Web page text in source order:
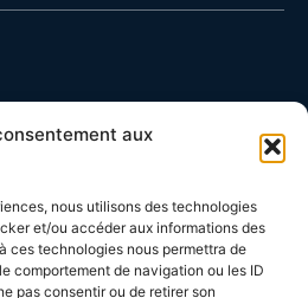
aux
nous utilisons des technologies
et/ou accéder aux informations des
ces technologies nous permettra de
comportement de navigation ou les ID
pas consentir ou de retirer son